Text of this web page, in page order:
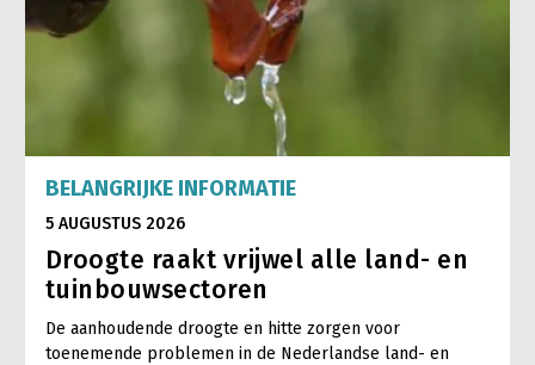
BELANGRIJKE INFORMATIE
5 AUGUSTUS 2026
Droogte raakt vrijwel alle land- en
tuinbouwsectoren
De aanhoudende droogte en hitte zorgen voor
toenemende problemen in de Nederlandse land- en